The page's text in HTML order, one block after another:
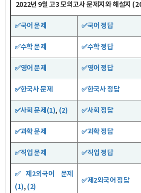
2022년 9월 고3 모의고사 문제지와 해설지
✅국어 문제 ✅국어 정답
✅수학 문제 ✅수학 정답
✅영어 문제 ✅영어 정답
✅한국사 문제 ✅한국사 정답
✅사회 문제(1), (2) ✅사회 정답
✅과학 문제 ✅과학 정답
✅직업 문제 ✅직업 정답
✅제2외국어 문제
(1), (2)
✅제2외국어 정답